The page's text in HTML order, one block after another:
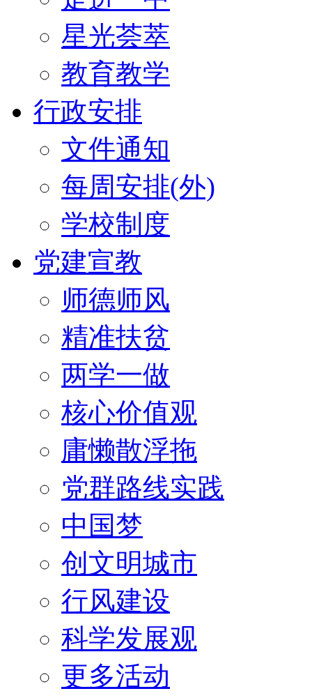
星光荟萃
教育教学
行政安排
文件通知
每周安排(外)
学校制度
党建宣教
师德师风
精准扶贫
两学一做
核心价值观
庸懒散浮拖
党群路线实践
中国梦
创文明城市
行风建设
科学发展观
更多活动